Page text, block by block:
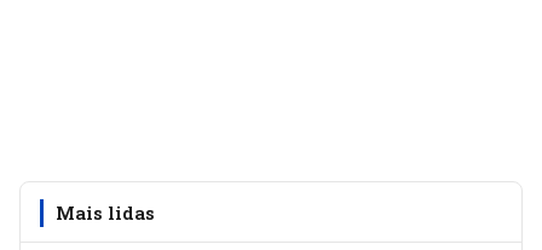
Mais lidas